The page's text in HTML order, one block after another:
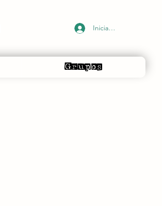
Iniciar sesión
Grupos